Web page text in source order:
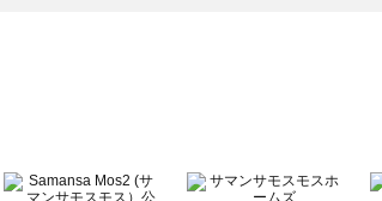
BLUE（べティーズブルー）のショートブーツ一覧